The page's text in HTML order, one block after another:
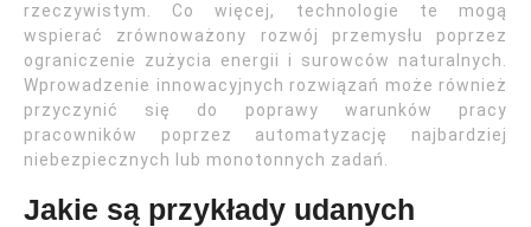
rzeczywistym. Co więcej, technologie te mogą
wspierać zrównoważony rozwój przemysłu poprzez
ograniczenie zużycia energii i surowców naturalnych.
Wprowadzenie innowacyjnych rozwiązań może również
przyczynić się do poprawy warunków pracy
pracowników poprzez automatyzację najbardziej
niebezpiecznych lub monotonnych zadań.
Jakie są przykłady udanych